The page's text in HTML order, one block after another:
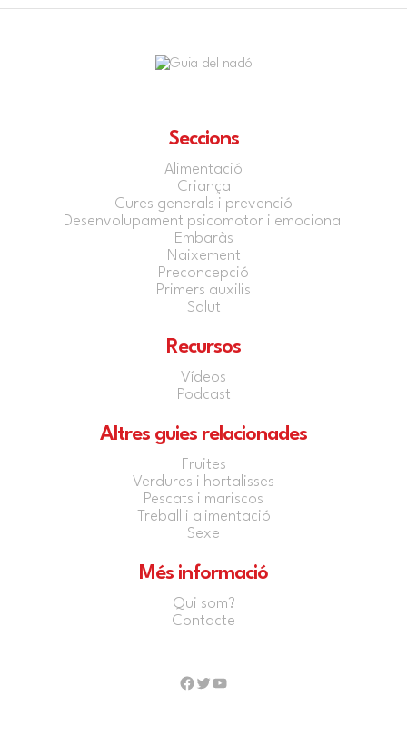
Seccions
Alimentació
Criança
Cures generals i prevenció
Desenvolupament psicomotor i emocional
Embaràs
Naixement
Preconcepció
Primers auxilis
Salut
Recursos
Vídeos
Podcast
Altres guies relacionades
Fruites
Verdures i hortalisses
Pescats i mariscos
Treball i alimentació
Sexe
Més informació
Qui som?
Contacte
Facebook
Twitter
YouTube